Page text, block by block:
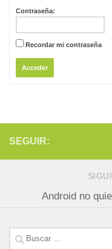
Contraseña:
Recordar mi contraseña
Acceder
SEGUIR:
Android no
Buscar: